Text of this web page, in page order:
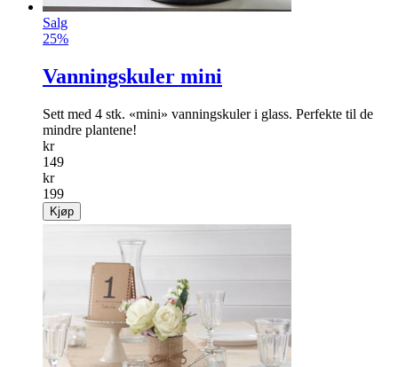
Salg
25%
Vanningskuler mini
Sett med 4 stk. «mini» vanningskuler i glass. Perfekte til de
mindre plantene!
kr
149
kr
199
Kjøp